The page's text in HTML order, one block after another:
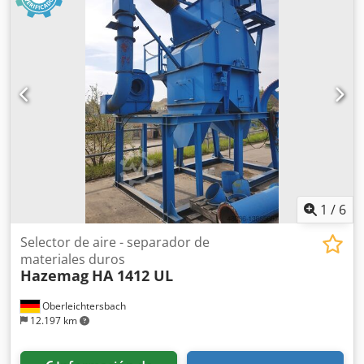
orugas. Incluye grupo electrógeno. Listo para usar.
Palabras clave: Reciclaje, residuos, clasificación, cribado
por viento, criba, viento, separador por aire, orugas, grupo
electrógeno, generador, grupo, móvil.
1 / 6
Oberleichtersbach
12.197 km
Selector de aire - separador de
materiales duros
Hazemag HA 1412 UL